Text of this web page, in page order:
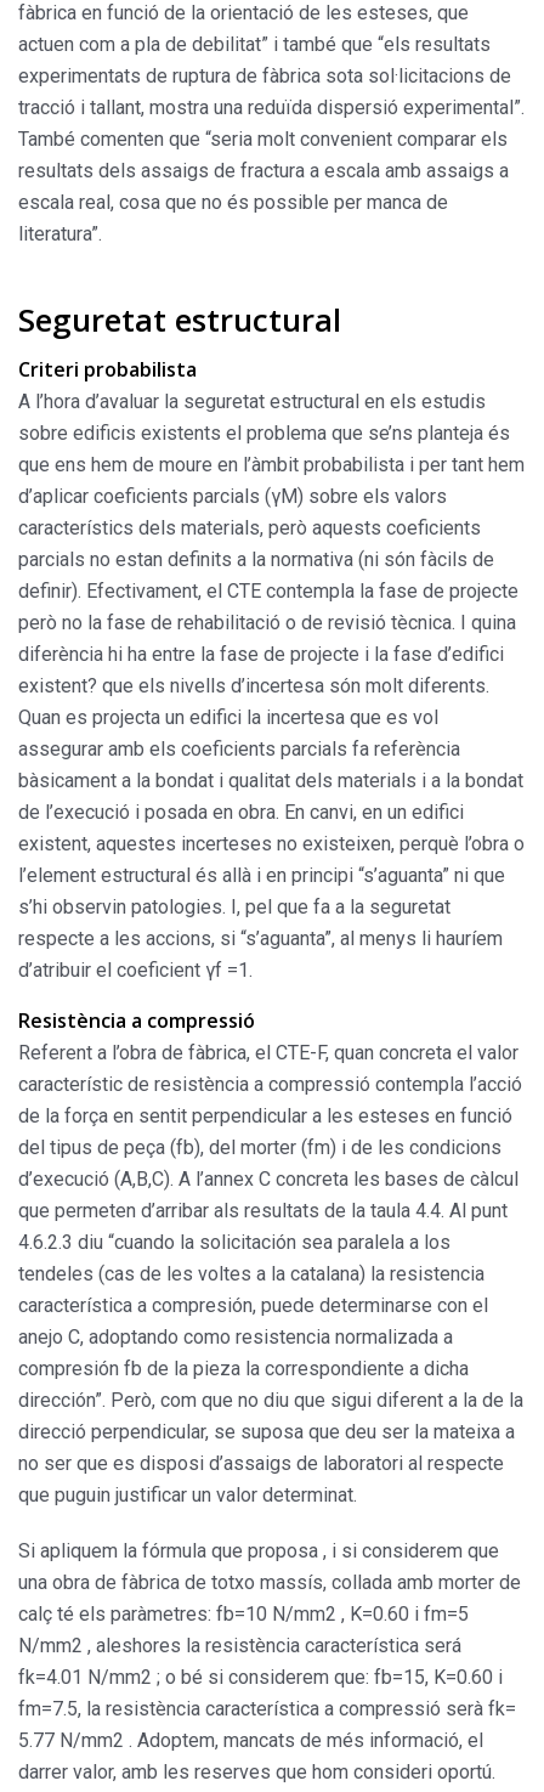
fàbrica en funció de la orientació de les esteses, que
actuen com a pla de debilitat” i també que “els resultats
experimentats de ruptura de fàbrica sota sol·licitacions de
tracció i tallant, mostra una reduïda dispersió experimental”.
També comenten que “seria molt convenient comparar els
resultats dels assaigs de fractura a escala amb assaigs a
escala real, cosa que no és possible per manca de
literatura”.
Seguretat estructural
Criteri probabilista
A l’hora d’avaluar la seguretat estructural en els estudis
sobre edificis existents el problema que se’ns planteja és
que ens hem de moure en l’àmbit probabilista i per tant hem
d’aplicar coeficients parcials (γM) sobre els valors
característics dels materials, però aquests coeficients
parcials no estan definits a la normativa (ni són fàcils de
definir). Efectivament, el CTE contempla la fase de projecte
però no la fase de rehabilitació o de revisió tècnica. I quina
diferència hi ha entre la fase de projecte i la fase d’edifici
existent? que els nivells d’incertesa són molt diferents.
Quan es projecta un edifici la incertesa que es vol
assegurar amb els coeficients parcials fa referència
bàsicament a la bondat i qualitat dels materials i a la bondat
de l’execució i posada en obra. En canvi, en un edifici
existent, aquestes incerteses no existeixen, perquè l’obra o
l’element estructural és allà i en principi “s’aguanta” ni que
s’hi observin patologies. I, pel que fa a la seguretat
respecte a les accions, si “s’aguanta”, al menys li hauríem
d’atribuir el coeficient γf =1.
Resistència a compressió
Referent a l’obra de fàbrica, el CTE-F, quan concreta el valor
característic de resistència a compressió contempla l’acció
de la força en sentit perpendicular a les esteses en funció
del tipus de peça (fb), del morter (fm) i de les condicions
d’execució (A,B,C). A l’annex C concreta les bases de càlcul
que permeten d’arribar als resultats de la taula 4.4. Al punt
4.6.2.3 diu “cuando la solicitación sea paralela a los
tendeles (cas de les voltes a la catalana) la resistencia
característica a compresión, puede determinarse con el
anejo C, adoptando como resistencia normalizada a
compresión fb de la pieza la correspondiente a dicha
dirección”. Però, com que no diu que sigui diferent a la de la
direcció perpendicular, se suposa que deu ser la mateixa a
no ser que es disposi d’assaigs de laboratori al respecte
que puguin justificar un valor determinat.
Si apliquem la fórmula que proposa , i si considerem que
una obra de fàbrica de totxo massís, collada amb morter de
calç té els paràmetres: fb=10 N/mm2 , K=0.60 i fm=5
N/mm2 , aleshores la resistència característica será
fk=4.01 N/mm2 ; o bé si considerem que: fb=15, K=0.60 i
fm=7.5, la resistència característica a compressió serà fk=
5.77 N/mm2 . Adoptem, mancats de més informació, el
darrer valor, amb les reserves que hom consideri oportú.